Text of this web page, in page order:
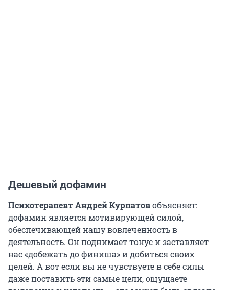
Дешевый дофамин
Психотерапевт Андрей Курпатовобъясняет:
дофамин является мотивирующей силой,
обеспечивающей нашу вовлеченность в
деятельность. Он поднимает тонус и заставляет
нас «добежать до финиша» и добиться своих
целей. А вот если вы не чувствуете в себе силы
даже поставить эти самые цели, ощущаете